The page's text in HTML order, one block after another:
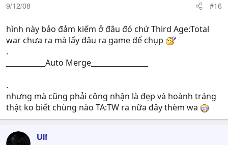
9/12/08 #16
hình này bảo đảm kiếm ở đâu đó chứ Third Age:Total
war chưa ra mà lấy đâu ra game để chụp
.
___________Auto Merge________________
.
nhưng mà cũng phải công nhận là đẹp và hoành tráng
thật ko biết chùng nào TA:TW ra nữa đây thèm wa
Ulf